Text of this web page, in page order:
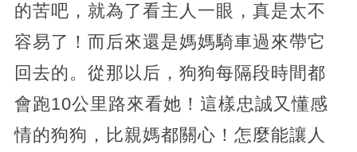
的苦吧，就為了看主人一眼，真是太不
容易了！而后來還是媽媽騎車過來帶它
回去的。從那以后，狗狗每隔段時間都
會跑10公里路來看她！這樣忠誠又懂感
情的狗狗，比親媽都關心！怎麼能讓人